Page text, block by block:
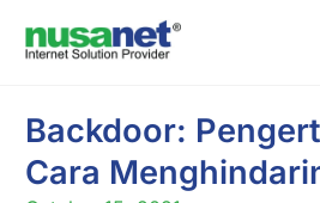
Backdoor:
Cara